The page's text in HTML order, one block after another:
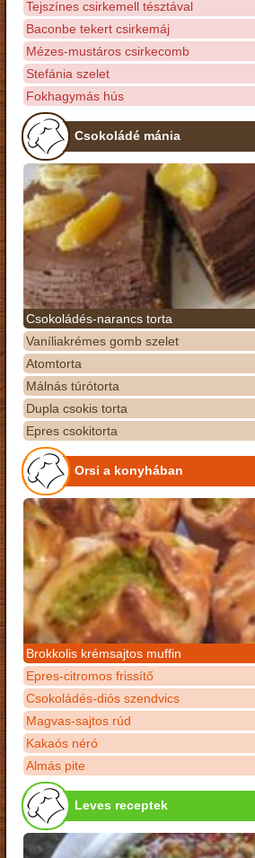
Tejszínes csirkemell tésztával
Baconbe tekert csirkemáj
Mézes-mustáros csirkecomb
Stefánia szelet
Fokhagymás hús
Csokoládé mánia
Csokoládés-narancs torta
Vaníliakrémes gomb szelet
Atomtorta
Málnás túrótorta
Dupla csokis torta
Epres csokitorta
Orsi a konyhában
Brokkolis krémsajtos muffin
Epres-citromos frissítő
Csokoládés-diós szendvics
Magvas-sajtos rúd
Kakaós néró
Almás pite
Leves receptek